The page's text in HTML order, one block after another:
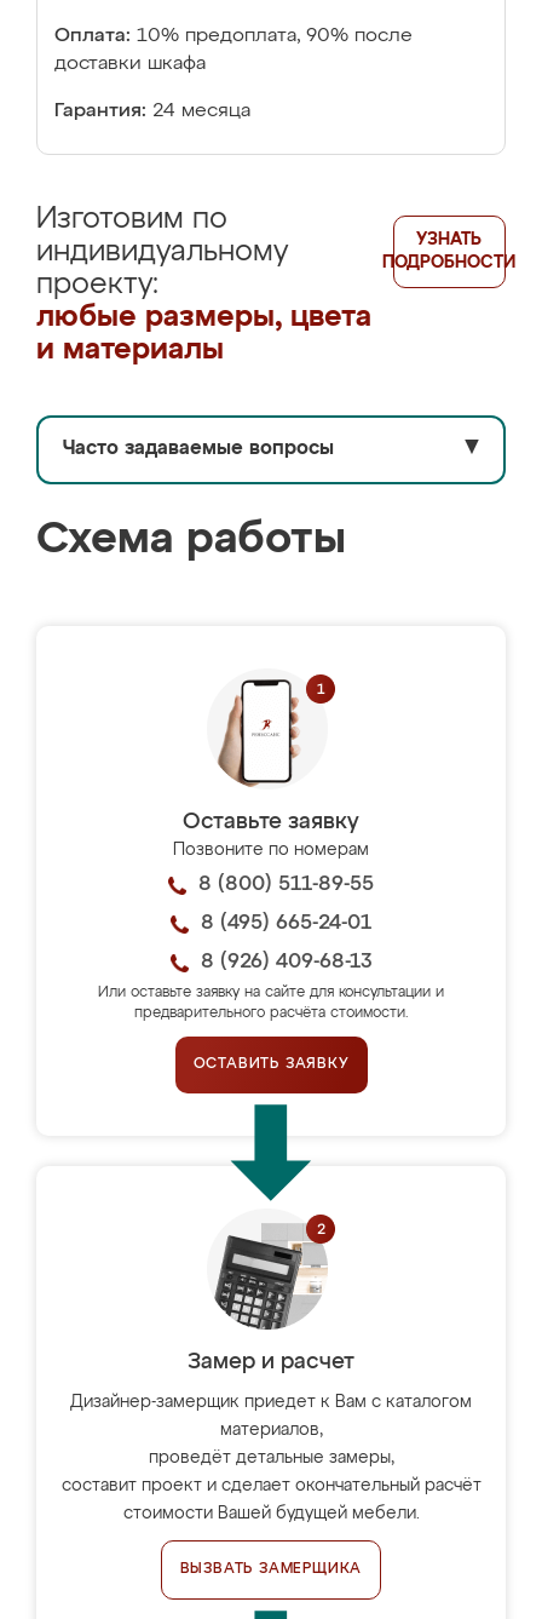
Оплата: 10% предоплата, 90% после
доставки шкафа
Гарантия: 24 месяца
Изготовим по
индивидуальному
проекту:
любые размеры, цвета
и материалы
УЗНАТЬ
ПОДРОБНОСТИ
Часто задаваемые вопросы ▼
Схема работы
Оставьте заявку
Позвоните по номерам
8 (800) 511-89-55
8 (495) 665-24-01
8 (926) 409-68-13
Или оставьте заявку на сайте для консультации и
предварительного расчёта стоимости.
ОСТАВИТЬ ЗАЯВКУ
Замер и расчет
Дизайнер-замерщик приедет к Вам с каталогом
материалов,
проведёт детальные замеры,
составит проект и сделает окончательный расчёт
стоимости Вашей будущей мебели.
ВЫЗВАТЬ ЗАМЕРЩИКА